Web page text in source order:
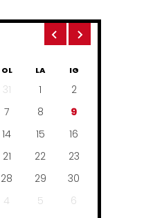
OL LA IG
31 1
2
7 8
9
14 15
16
21 22
23
28 29
30
4 5 6